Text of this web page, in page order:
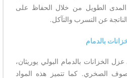
المدى الطويل من خلال الحفاظ على
عن التسرب والتآكل.
بالدمام
الخزانات بالدمام البولي يوريثان،
الصخري. كما تتميز هذه المواد